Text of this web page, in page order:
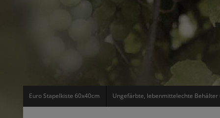
Euro Stapelkiste 60x40cm Ungefärbte, lebenmittelechte Behälter